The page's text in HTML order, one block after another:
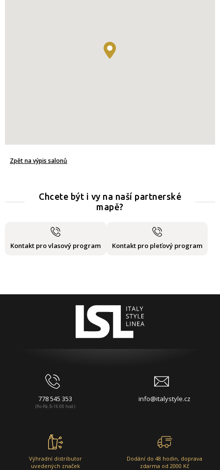
Zpět na výpis salonů
Chcete být i vy na naší partnerské
mapě?
Kontakt pro vlasový program Kontakt pro pleťový program
778 545 353
(Po-Pá, 8-16:00 hod.)
info@italystyle.cz
Výhradní distributor
uvedených značek
Dodání do 48 hodin, doprava
zdarma od 2000 Kč